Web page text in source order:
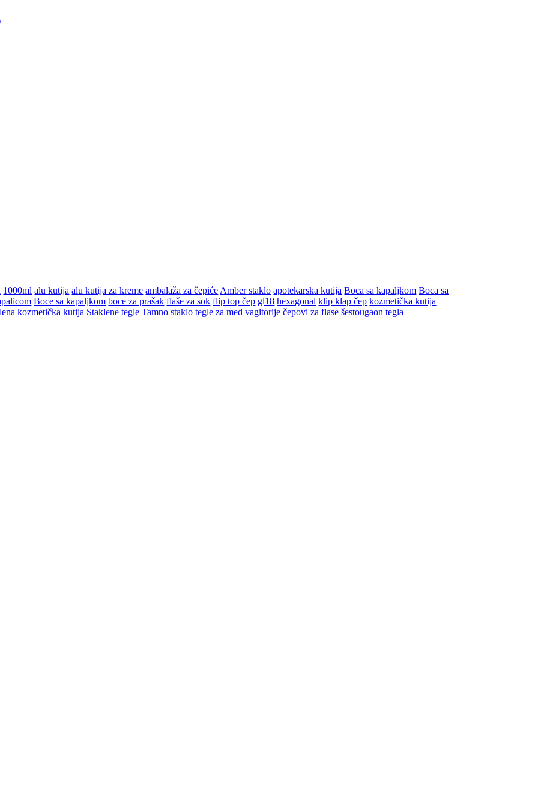
1000ml alu kutija alu kutija za kreme ambalaža za čepiće Amber staklo apotekarska kutija Boca sa kapaljkom Boca sa
Boce sa kapaljkom boce za prašak flaše za sok flip top čep gl18 hexagonal klip klap čep kozmetička kutija
kozmetička kutija Staklene tegle Tamno staklo tegle za med vagitorije čepovi za flase šestougaon tegla